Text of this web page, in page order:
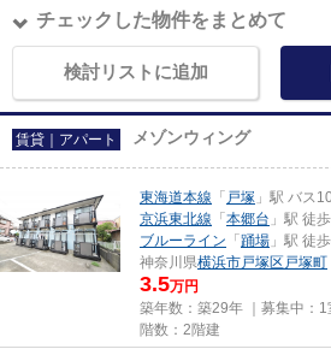
チェックした物件をまとめて
検討リストに追加
賃貸｜アパート メゾンウィング
東海道本線 「 戸塚 」駅 バス
京浜東北線 「 本郷台 」駅 徒
ブルーライン 「 踊場 」駅 徒
神奈川県横浜市戸塚区 戸塚町
3.5万円
築年数：築29年 ｜募集中： 1
階数：2階建